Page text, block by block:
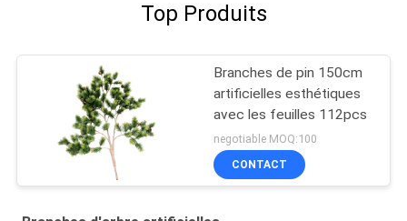
Top Produits
Branches de pin 150cm
artificielles esthétiques
avec les feuilles 112pcs
negotiable MOQ:100
CONTACT